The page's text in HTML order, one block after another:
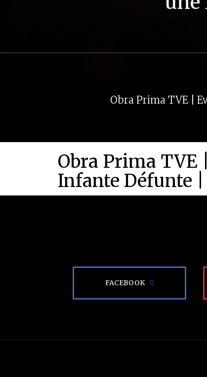
Obra Prima TVE |
Obra Prima TVE
Infante Défunte
FACEBOOK